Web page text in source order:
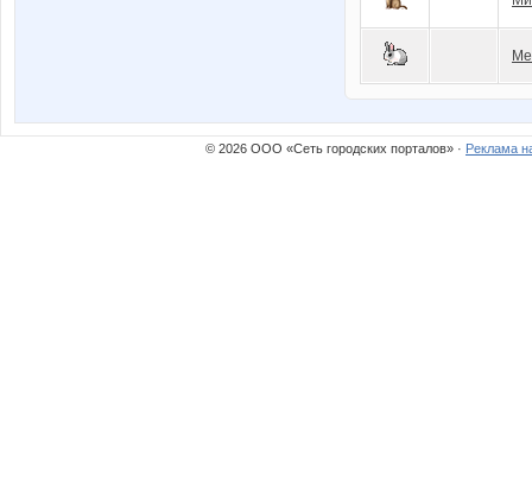
© 2026 ООО «Сеть городских порталов» · Реклама